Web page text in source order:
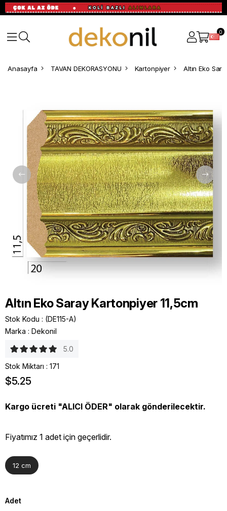
0
Anasayfa TAVAN DEKORASYONU Kartonpiyer Altın Eko
Altın Eko Saray Kartonpiyer 11,5cm
Stok Kodu
(DE115-A)
Marka : Dekonil
5.0
Stok Miktarı : 171
$5.25
Kargo ücreti "ALICI ÖDER" olarak gönderilecektir.
Fiyatımız 1 adet için geçerlidir.
12 cm
Adet